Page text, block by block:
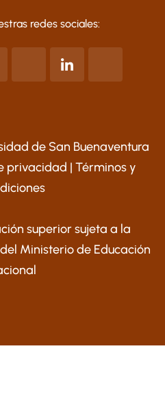
redes sociales:
de San Buenaventura
privacidad | Términos y
superior sujeta a la
Ministerio de Educación